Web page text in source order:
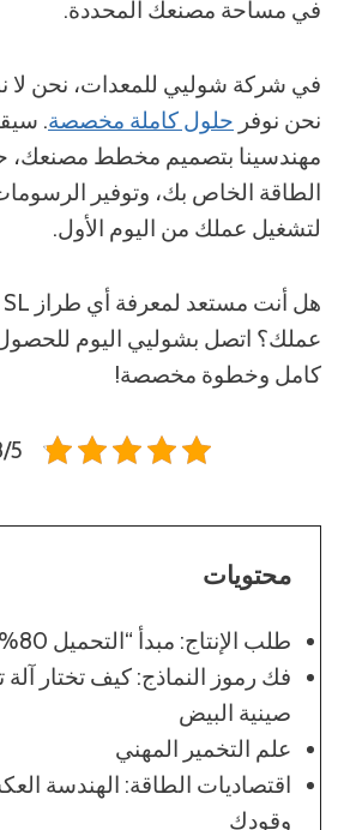
في مساحة مصنعك المحددة.
في شركة شوليي للمعدات، نحن لا
نحن نوفر حلول كاملة مخصصة.
مهندسينا بتصميم مخطط مصنعك،
الطاقة الخاص بك، وتوفير الرسومات
لتشغيل عملك من اليوم الأول.
عملك؟ اتصل بشوليي اليوم
كامل وخطوة مخصصة!
4.8/5
محتويات
طلب الإنتاج: مبدأ “التحميل 80%”
فك رموز النماذج: كيف تختار
صينية البيض
علم التخمير المهني
اقتصاديات الطاقة: الهندسة
وقودك